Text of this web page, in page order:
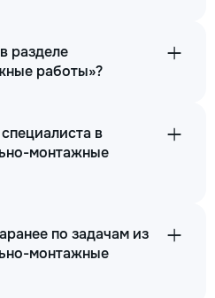
разделе
работы»?
в
монтажные
по задачам из
монтажные